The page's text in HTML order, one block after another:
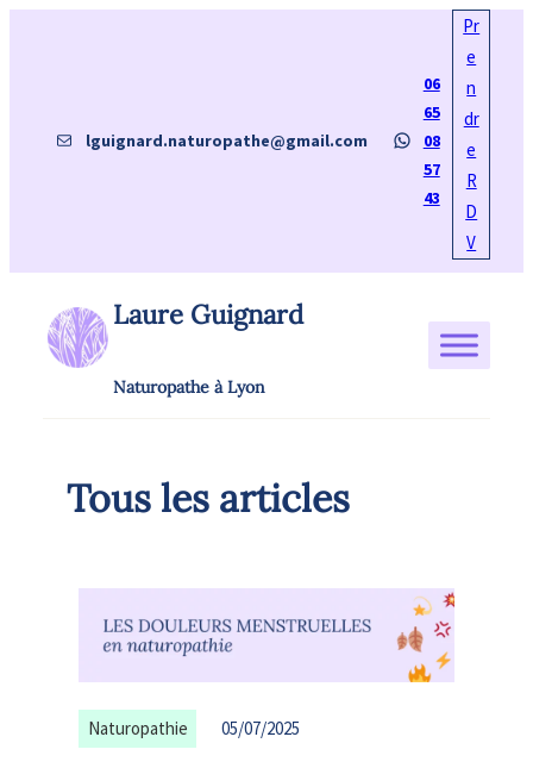
E-maillguignard.naturopathe@gmail.com WhatsApp
06
65
08
57
43
Pr
e
n
dr
e
R
D
V
Laure Guignard
Naturopathe à Lyon
Tous les articles
Naturopathie 05/07/2025